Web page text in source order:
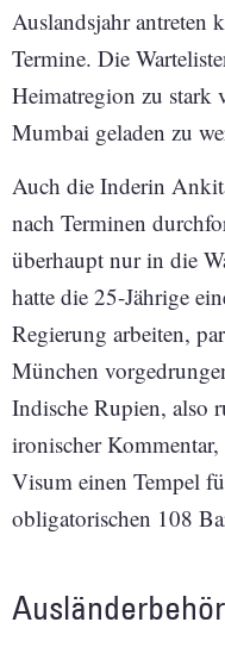
Auslandsjahr antreten
Termine. Die
Heimatregion zu stark
Mumbai geladen zu
Auch die Inderin
nach Terminen
überhaupt nur in die
hatte die 25-Jährige
Regierung arbeiten,
München
Indische Rupien, also
ironischer
Visum einen Tempel
obligatorischen 108